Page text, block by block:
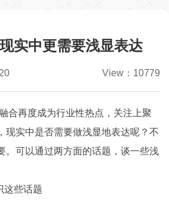
实中更需要浅显表达
View：10779
合再度成为行业性热点，关注上聚
现实中是否需要做浅显地表达呢？不
。可以通过两方面的话题，谈一些浅
这些话题